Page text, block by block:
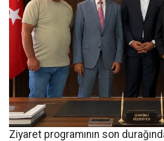
Ziyaret programının son